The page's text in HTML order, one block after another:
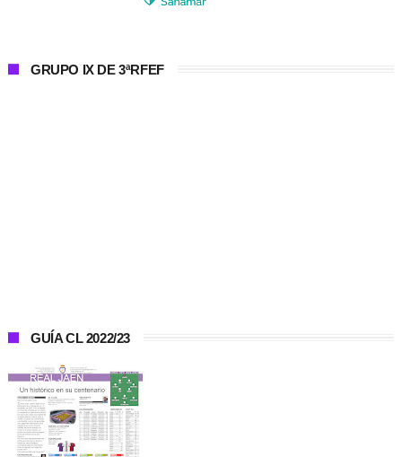
GRUPO IX DE 3ªRFEF
GUÍA CL 2022/23